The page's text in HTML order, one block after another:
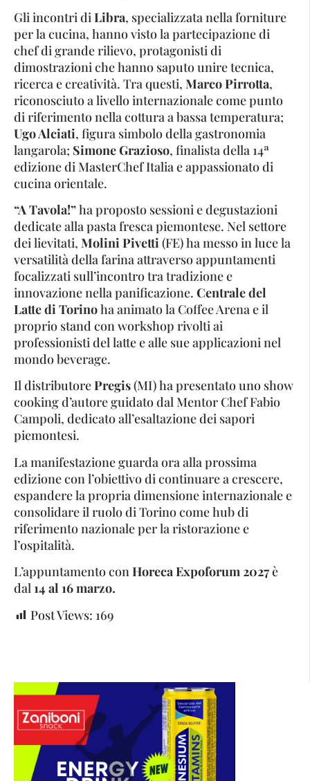
Gli incontri di Libra, specializzata nella forniture
per la cucina, hanno visto la partecipazione di
chef di grande rilievo, protagonisti di
dimostrazioni che hanno saputo unire tecnica,
ricerca e creatività. Tra questi, Marco Pirrotta,
riconosciuto a livello internazionale come punto
di riferimento nella cottura a bassa temperatura;
Ugo Alciati, figura simbolo della gastronomia
langarola; Simone Grazioso, finalista della 14ª
edizione di MasterChef Italia e appassionato di
cucina orientale.
“A Tavola!”ha proposto sessioni e degustazioni
dedicate alla pasta fresca piemontese. Nel settore
dei lievitati, Molini Pivetti(FE) ha messo in luce la
versatilità della farina attraverso appuntamenti
focalizzati sull’incontro tra tradizione e
innovazione nella panificazione. Centrale del
Latte di Torinoha animato la Coffee Arena e il
proprio stand con workshop rivolti ai
professionisti del latte e alle sue applicazioni nel
mondo beverage.
Il distributorePregis(MI) ha presentato uno show
cooking d’autore guidato dal Mentor Chef Fabio
Campoli, dedicato all’esaltazione dei sapori
piemontesi.
La manifestazione guarda ora alla prossima
edizione con l’obiettivo di continuare a crescere,
espandere la propria dimensione internazionale e
consolidare il ruolo di Torino come hub di
riferimento nazionale per la ristorazione e
l’ospitalità.
L’appuntamento conHoreca Expoforum 2027è
dal 14 al 16 marzo.
Post Views: 169